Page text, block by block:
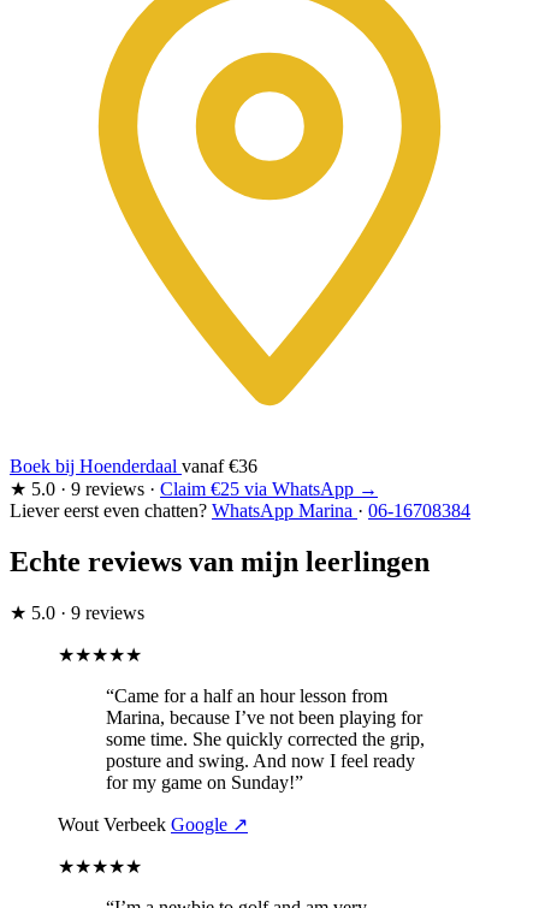
Boek bij Hoenderdaal vanaf €36
★ 5.0 · 9 reviews · Claim €25 via WhatsApp →
Liever eerst even chatten? WhatsApp Marina · 06-16708384
Echte reviews van mijn leerlingen
★ 5.0 · 9 reviews
★★★★★
“Came for a half an hour lesson from
Marina, because I’ve not been playing for
some time. She quickly corrected the grip,
posture and swing. And now I feel ready
for my game on Sunday!”
Wout Verbeek Google ↗
★★★★★